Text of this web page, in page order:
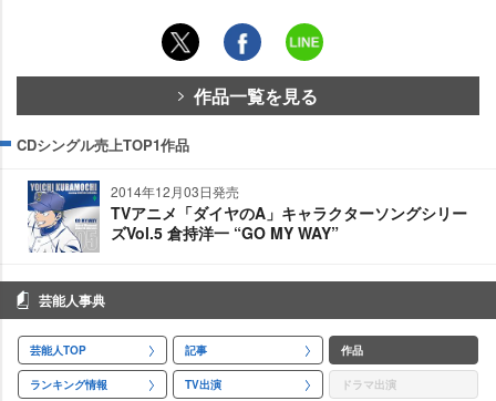
作品一覧を見る
CDシングル売上TOP1作品
2014年12月03日発売
TVアニメ「ダイヤのA」キャラクターソングシリー
ズVol.5 倉持洋一 “GO MY WAY”
芸能人事典
芸能人TOP 記事 作品
ランキング情報 TV出演 ドラマ出演